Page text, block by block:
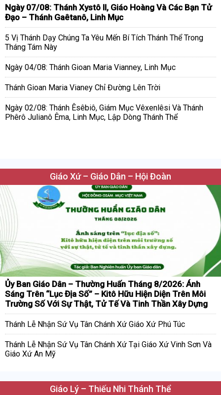
Ngày 07/08: Thánh Xystô II, Giáo Hoàng Và Các Bạn Tử
Đạo – Thánh Gaêtanô, Linh Mục
5 Vị Thánh Dạy Chúng Ta Yêu Mến Bí Tích Thánh Thể Trong
Tháng Tám Này
Ngày 04/08: Thánh Gioan Maria Vianney, Linh Mục
Thánh Gioan Maria Vianey Chỉ Đường Lên Trời
Ngày 02/08: Thánh Êsêbiô, Giám Mục Vêxenlêsi Và Thánh
Phêrô Julianô Êma, Linh Mục, Lập Dòng Thánh Thể
Giáo Xứ – Giáo Dân – Hội Đoàn
Ủy Ban Giáo Dân – Thường Huấn Tháng 8/2026: Ánh
Sáng Trên “Lục Địa Số” – Kitô Hữu Hiện Diện Trên Môi
Trường Số Với Sự Thật, Tử Tế Và Tinh Thần Xây Dựng
Thánh Lễ Nhận Sứ Vụ Tân Chánh Xứ Giáo Xứ Phú Túc
Thánh Lễ Nhận Sứ Vụ Tân Chánh Xứ Tại Giáo Xứ Vinh Sơn Và
Giáo Xứ An Mỹ
Giáo Lý – Thiếu Nhi Thánh Thể